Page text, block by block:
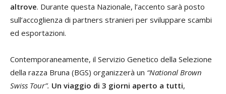
altrove. Durante questa Nazionale, l’accento sarà posto
sull’accoglienza di partners stranieri per sviluppare scambi
ed esportazioni.
Contemporaneamente, il Servizio Genetico della Selezione
della razza Bruna (BGS) organizzerà un “National Brown
Swiss Tour”. Un viaggio di 3 giorni aperto a tutti,